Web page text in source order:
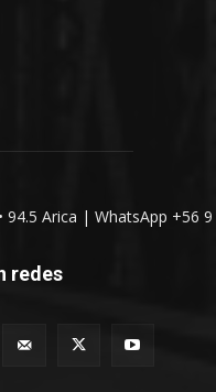
94.5 Arica | WhatsApp +56 9
redes